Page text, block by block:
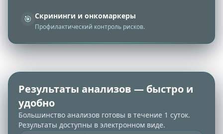
🎯 Скрининги и онкомаркеры
Профилактический контроль рисков.
Результаты анализов — быстро и
удобно
Большинство анализов готовы в течение 1 суток.
Результаты доступны в электронном виде.